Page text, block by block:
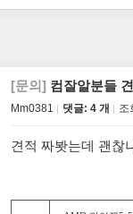
[문의] 컴잘알분들
Mm0381 댓글: 4 개 조
견적 짜봣는데 괜찮